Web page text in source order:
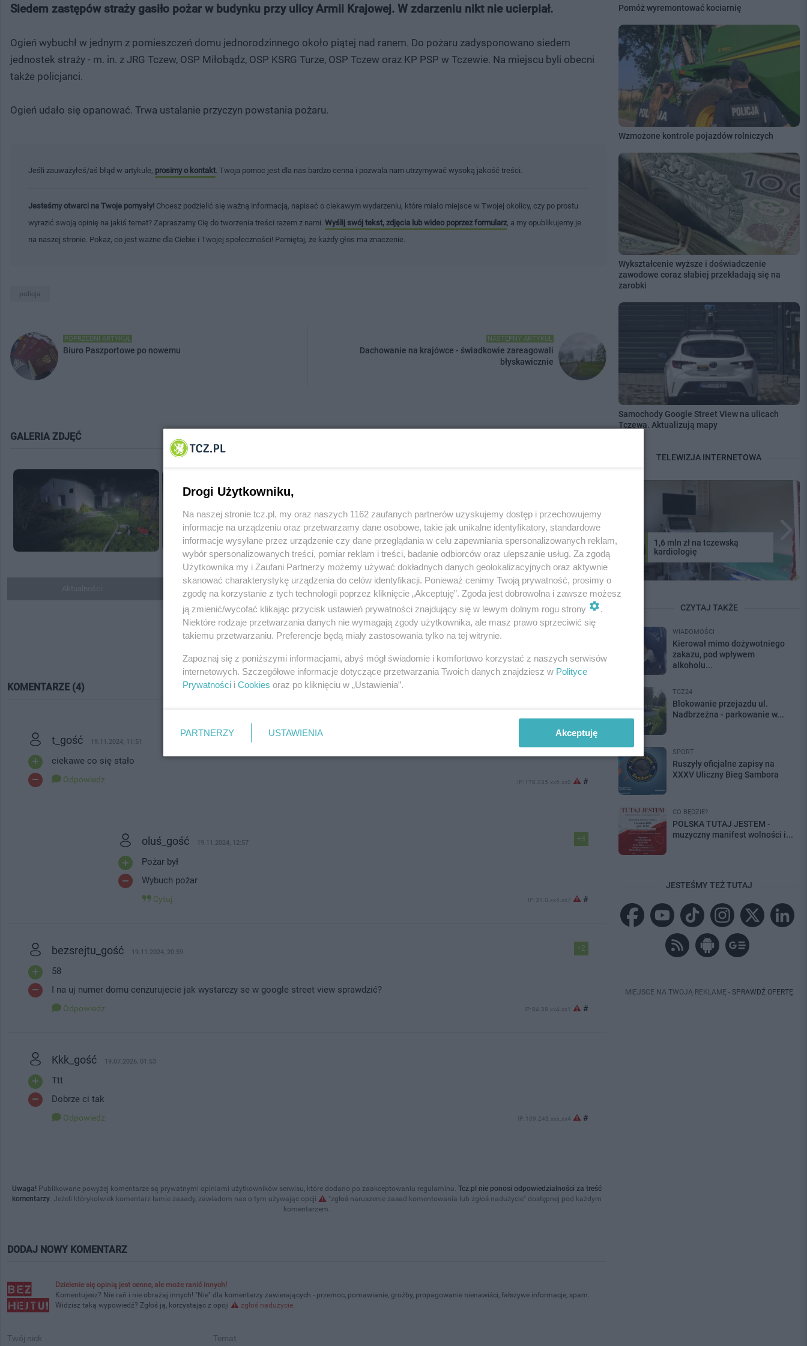
Siedem zastępów straży gasiło pożar w budynku przy ulicy Armii Krajowej. W zdarzeniu nikt nie ucierpiał.
Ogień wybuchł w jednym z pomieszczeń domu jednorodzinnego około piątej nad ranem. Do pożaru zadysponowano siedem
jednostek straży - m. in. z JRG Tczew, OSP Miłobądz, OSP KSRG Turze, OSP Tczew oraz KP PSP w Tczewie. Na miejscu byli obecni
także policjanci.
Ogień udało się opanować. Trwa ustalanie przyczyn powstania pożaru.
Jeśli zauważyłeś/aś błąd w artykule, prosimy o kontakt . Twoja pomoc jest dla nas bardzo cenna i pozwala nam utrzymywać wysoką jakość treści.
Jesteśmy otwarci na Twoje pomysły! Chcesz podzielić się ważną informacją, napisać o ciekawym wydarzeniu, które miało miejsce w Twojej okolicy, czy po prostu
wyrazić swoją opinię na jakiś temat? Zapraszamy Cię do tworzenia treści razem z nami. Wyślij swój tekst, zdjęcia lub wideo poprzez formularz , a my opublikujemy je
na naszej stronie. Pokaż, co jest ważne dla Ciebie i Twojej społeczności! Pamiętaj, że każdy głos ma znaczenie.
policja
POPRZEDNI ARTYKUŁ
Biuro Paszportowe po nowemu
NASTĘPNY ARTYKUŁ
Dachowanie na krajówce - świadkowie zareagowali
błyskawicznie
GALERIA ZDJĘĆ
Do ulubionych Drukuj Prześlij dalej
KOMENTARZE (4)
-7
t_gość 19.11.2024, 11:51
ciekawe co się stało
Odpowiedz IP: 178.235.xx6.xx0 #
+3
oluś_gość 19.11.2024, 12:57
Pożar był
Wybuch pożar
Cytuj IP: 31.0.xx4.xx7 #
+2
bezsrejtu_gość 19.11.2024, 20:59
58
I na uj numer domu cenzurujecie jak wystarczy se w google street view sprawdzić?
Odpowiedz IP: 84.38.xx4.xx1 #
Kkk_gość 19.07.2026, 01:53
Ttt
Dobrze ci tak
Odpowiedz IP: 109.243.xxx.xx4 #
Uwaga! Publikowane powyżej komentarze są prywatnymi opiniami użytkowników serwisu, które dodano po zaakceptowaniu regulaminu. Tcz.pl nie ponosi odpowiedzialności za treść
komentarzy. Jeżeli którykolwiek komentarz łamie zasady, zawiadom nas o tym używając opcji
"zgłoś naruszenie zasad komentowania lub zgłoś nadużycie" dostępnej pod każdym
komentarzem.
DODAJ NOWY KOMENTARZ
Dzielenie się opinią jest cenne, ale może ranić innych!
Komentujesz? Nie rań i nie obrażaj innych! "Nie" dla komentarzy zawierających - przemoc, pomawianie, groźby, propagowanie nienawiści, fałszywe informacje, spam.
Widzisz taką wypowiedź? Zgłoś ją, korzystając z opcji
zgłoś nadużycie
Twój nick Temat
Pomóż wyremontować kociarnię
Wzmożone kontrole pojazdów rolniczych
Wykształcenie wyższe i doświadczenie
zawodowe coraz słabiej przekładają się na
zarobki
Samochody Google Street View na ulicach
Tczewa. Aktualizują mapy
TELEWIZJA INTERNETOWA
1,6 mln zł na tczewską
kardiologię
CZYTAJ TAKŻE
WIADOMOŚCI
Kierował mimo dożywotniego
zakazu, pod wpływem
alkoholu...
TCZ24
Blokowanie przejazdu ul.
Nadbrzeżna - parkowanie w...
SPORT
Ruszyły oficjalne zapisy na
XXXV Uliczny Bieg Sambora
CO BĘDZIE?
POLSKA TUTAJ JESTEM -
muzyczny manifest wolności i...
JESTEŚMY TEŻ TUTAJ
MIEJSCE NA TWOJĄ REKLAMĘ - SPRAWDŹ OFERTĘ
Drogi Użytkowniku,
Na naszej stronie tcz.pl, my oraz naszych 1162 zaufanych partnerów uzyskujemy dostęp i przechowujemy
informacje na urządzeniu oraz przetwarzamy dane osobowe, takie jak unikalne identyfikatory, standardowe
informacje wysyłane przez urządzenie czy dane przeglądania w celu zapewniania spersonalizowanych reklam,
wybór spersonalizowanych treści, pomiar reklam i treści, badanie odbiorców oraz ulepszanie usług. Za zgodą
Użytkownika my i Zaufani Partnerzy możemy używać dokładnych danych geolokalizacyjnych oraz aktywnie
skanować charakterystykę urządzenia do celów identyfikacji. Ponieważ cenimy Twoją prywatność, prosimy o
zgodę na korzystanie z tych technologii poprzez kliknięcie „Akceptuję”. Zgoda jest dobrowolna i zawsze możesz
ją zmienić/wycofać klikając przycisk ustawień prywatności znajdujący się w lewym dolnym rogu strony
.
Niektóre rodzaje przetwarzania danych nie wymagają zgody użytkownika, ale masz prawo sprzeciwić się
takiemu przetwarzaniu. Preferencje będą miały zastosowania tylko na tej witrynie.
Zapoznaj się z poniższymi informacjami, abyś mógł świadomie i komfortowo korzystać z naszych serwisów
internetowych. Szczegółowe informacje dotyczące przetwarzania Twoich danych znajdziesz w Polityce
Prywatności i Cookies oraz po kliknięciu w „Ustawienia”.
PARTNERZY USTAWIENIA Akceptuję